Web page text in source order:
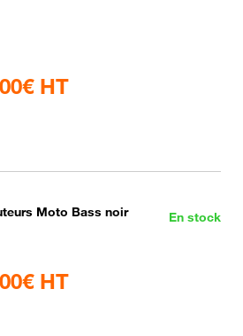
HT
En stock
Moto Bass noir
HT